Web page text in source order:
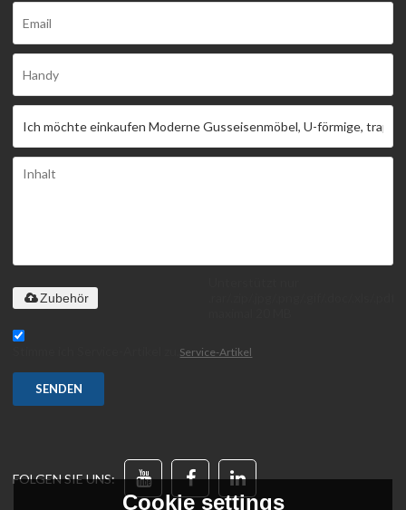
Zubehör
Service-Artikel
SENDEN
FOLGEN SIE UNS:
Cookie settings